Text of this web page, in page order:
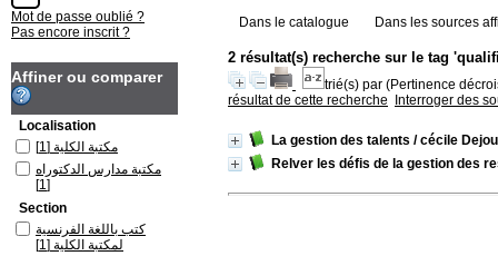
Dans le catalogue Dans les sources
2 résultat(s) recherche sur le tag
trié(s) par (Pertinence
résultat de cette recherche
Interroger des
La gestion des talents / cécile
Relver les défis de la gestion des
Mot de passe oublié ?
Pas encore inscrit ?
Affiner ou comparer
Localisation
مكتبة الكلية [1]
مكتبة مدارس الدكتوراه
[1]
Section
كتب باللغة الفرنسية
لمكتبة الكلية [1]